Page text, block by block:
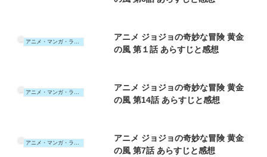
アニメ ジョジョの奇妙な冒険 黄金
の風 第１話 あらすじと感想
アニメ・マンガ・ラノベ
アニメ ジョジョの奇妙な冒険 黄金
の風 第14話 あらすじと感想
アニメ・マンガ・ラノベ
アニメ ジョジョの奇妙な冒険 黄金
の風 第7話 あらすじと感想